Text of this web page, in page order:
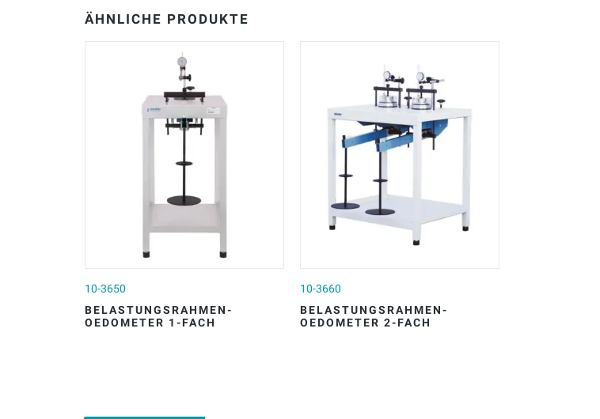
ÄHNLICHE PRODUKTE
10-3650
BELASTUNGSRAHMEN-
OEDOMETER 1-FACH
10-3660
BELASTUNGSRAHMEN-
OEDOMETER 2-FACH